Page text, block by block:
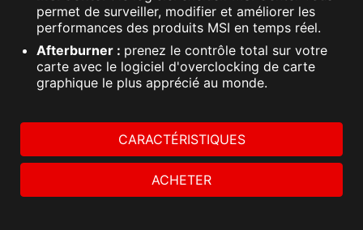
permet de surveiller, modifier et améliorer les
performances des produits MSI en temps réel.
Afterburner : prenez le contrôle total sur votre
carte avec le logiciel d'overclocking de carte
graphique le plus apprécié au monde.
CARACTÉRISTIQUES
ACHETER